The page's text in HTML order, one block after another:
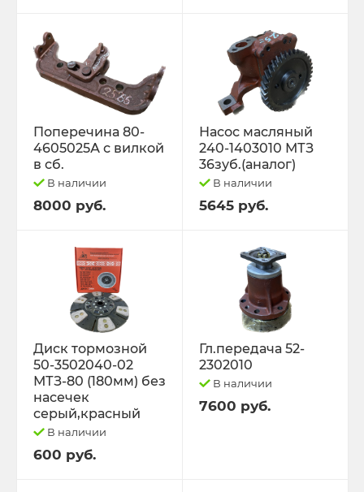
Поперечина 80-
4605025А с вилкой
в сб.
В наличии
8000 руб.
Насос масляный
240-1403010 МТЗ
36зуб.(аналог)
В наличии
5645 руб.
Диск тормозной
50-3502040-02
МТЗ-80 (180мм) без
насечек
серый,красный
В наличии
600 руб.
Гл.передача 52-
2302010
В наличии
7600 руб.